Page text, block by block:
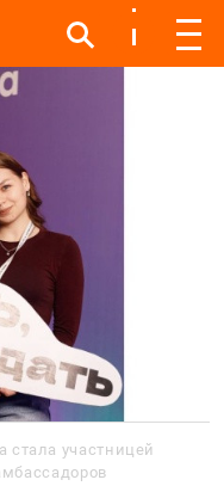
Инфо Инфо Меню
стала участницей